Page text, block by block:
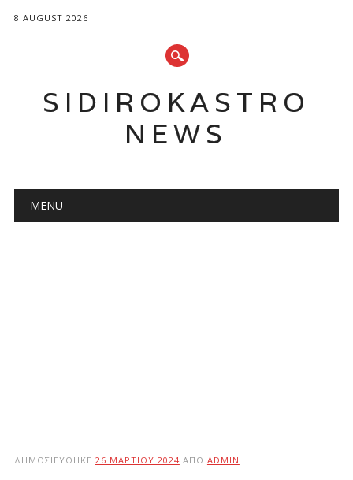
8 AUGUST 2026
SIDIROKASTRO
NEWS
Main menu
MENU
ΔΗΜΟΣΙΕΎΘΗΚΕ 26 ΜΑΡΤΊΟΥ 2024 ΑΠΌ ADMIN